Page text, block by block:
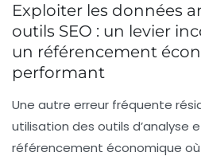
Exploiter les données
outils SEO : un levier
un référencement
performant
Une autre erreur fréquente
utilisation des outils d’analyse
référencement économique